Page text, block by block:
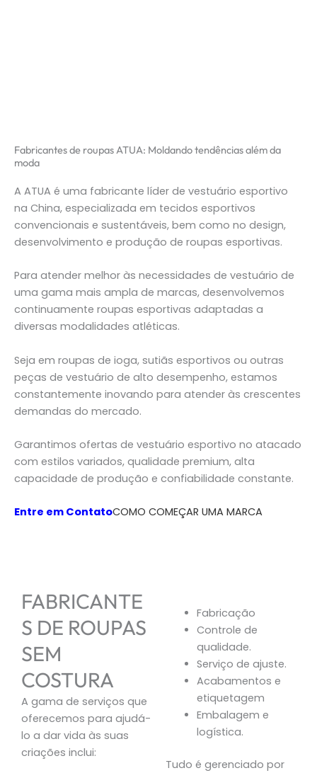
Fabricantes de roupas ATUA: Moldando tendências além da
moda
A ATUA é uma fabricante líder de vestuário esportivo
na China, especializada em tecidos esportivos
convencionais e sustentáveis, bem como no design,
desenvolvimento e produção de roupas esportivas.
Para atender melhor às necessidades de vestuário de
uma gama mais ampla de marcas, desenvolvemos
continuamente roupas esportivas adaptadas a
diversas modalidades atléticas.
Seja em roupas de ioga, sutiãs esportivos ou outras
peças de vestuário de alto desempenho, estamos
constantemente inovando para atender às crescentes
demandas do mercado.
Garantimos ofertas de vestuário esportivo no atacado
com estilos variados, qualidade premium, alta
capacidade de produção e confiabilidade constante.
Entre em ContatoCOMO COMEÇAR UMA MARCA
FABRICANTE
S DE ROUPAS
SEM
COSTURA
A gama de serviços que
oferecemos para ajudá-
lo a dar vida às suas
criações inclui:
Fabricação
Controle de
qualidade.
Serviço de ajuste.
Acabamentos e
etiquetagem
Embalagem e
logística.
Tudo é gerenciado por